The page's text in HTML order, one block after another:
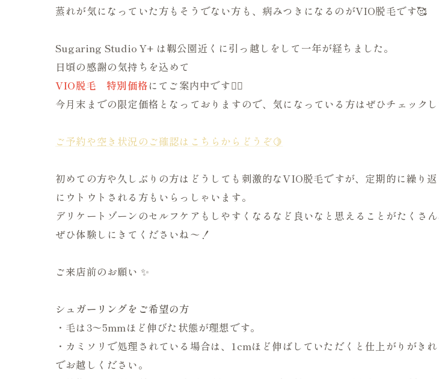
蒸れが気になっていた方もそうでない方も、病みつきになるのがVIO脱毛です🥰
Sugaring Studio Y+ は靱公園近くに引っ越しをして一年が経ちました。
日頃の感謝の気持ちを込めて
VIO脱毛 特別価格にてご案内中です❤️‍🔥
今月末までの限定価格となっておりますので、気になっている方はぜひチェック
ご予約や空き状況のご確認はこちらからどうぞ🍋
初めての方や久しぶりの方はどうしても刺激的なVIO脱毛ですが、定期的に繰り
にウトウトされる方もいらっしゃいます。
デリケートゾーンのセルフケアもしやすくなるなど良いなと思えることがたくさん
ぜひ体験しにきてくださいね〜！
ご来店前のお願い ✨
シュガーリングをご希望の方
・毛は3〜5mmほど伸びた状態が理想です。
・カミソリで処理されている場合は、1cmほど伸ばしていただくと仕上がりがき
でお越しください。